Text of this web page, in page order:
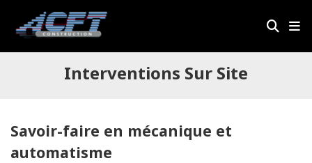
Interventions Sur Site
Savoir-faire en mécanique et
automatisme